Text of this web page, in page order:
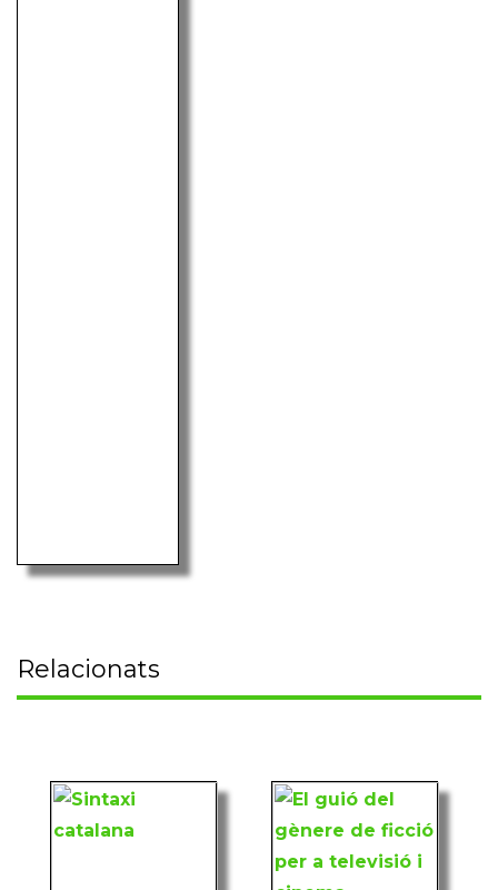
Relacionats